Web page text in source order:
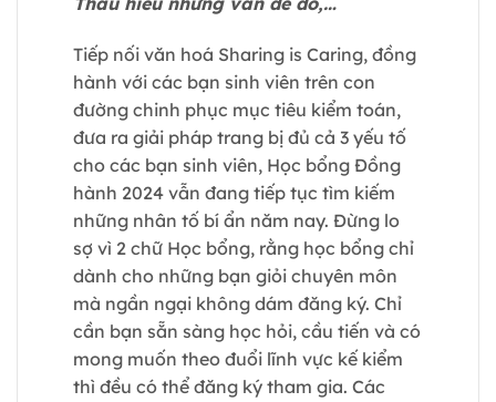
Tiếp nối văn hoá Sharing is Caring, đồng
hành với các bạn sinh viên trên con
đường chinh phục mục tiêu kiểm toán,
đưa ra giải pháp trang bị đủ cả 3 yếu tố
cho các bạn sinh viên, Học bổng Đồng
hành 2024 vẫn đang tiếp tục tìm kiếm
những nhân tố bí ẩn năm nay. Đừng lo
sợ vì 2 chữ Học bổng, rằng học bổng chỉ
dành cho những bạn giỏi chuyên môn
mà ngần ngại không dám đăng ký. Chỉ
cần bạn sẵn sàng học hỏi, cầu tiến và có
mong muốn theo đuổi lĩnh vực kế kiểm
thì đều có thể đăng ký tham gia. Các